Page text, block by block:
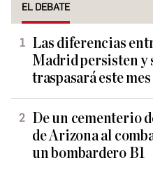
EL DEBATE
Las diferencias
Madrid persisten y
traspasará este mes
De un cementerio
de Arizona al
un bombardero B1